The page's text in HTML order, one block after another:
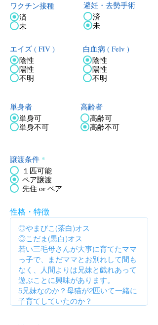
ワクチン接種
済
未
エイズ ( FIV )
陰性
陽性
不明
避妊・去勢手術
済
未
白血病 ( Felv )
陰性
陽性
不明
単身者
単身可
単身不可
高齢者
高齢可
高齢不可
譲渡条件 *
１匹可能
ペア譲渡
先住 or ペア
性格・特徴